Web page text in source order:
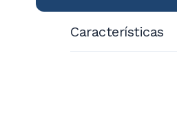
Características